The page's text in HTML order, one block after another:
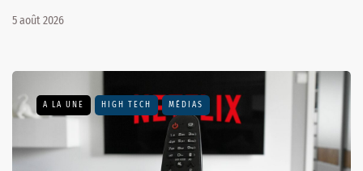
5 août 2026
A LA UNE HIGH TECH MÉDIAS